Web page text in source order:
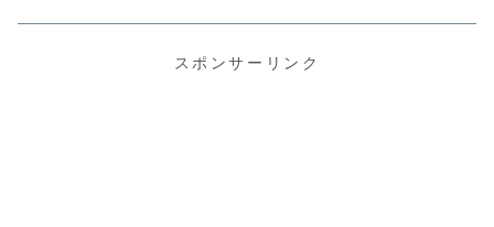
スポンサーリンク